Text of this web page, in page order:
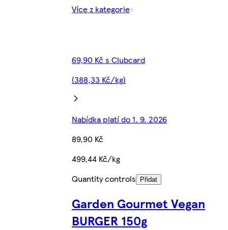
Více z kategorie
69,90 Kč s Clubcard
(388,33 Kč/kg)
Nabídka platí do 1. 9. 2026
89,90 Kč
499,44 Kč/kg
Quantity controls
Přidat
Garden Gourmet Vegan
BURGER 150g